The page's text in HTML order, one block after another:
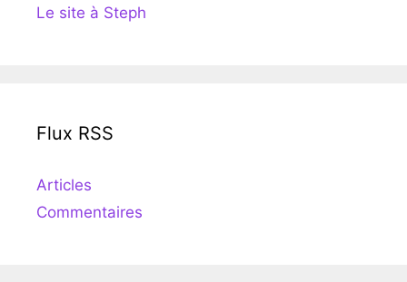
Le site à Steph
Flux RSS
Articles
Commentaires